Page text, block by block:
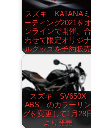
スズキ KATANAミ
ーティング2021をオ
ンラインで開催、合
わせて限定オリジナ
ルグッズを予約販売
スズキ「SV650X
ABS」のカラーリン
グを変更して1月28
より発売